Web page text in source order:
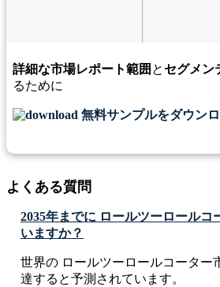
詳細な市場レポート範囲 と セグメン
るために
無料サンプルをダウン
よくある質問
2035年までに ロールツーロール
いますか？
世界の ロールツーロールコーター
達すると予測されています。